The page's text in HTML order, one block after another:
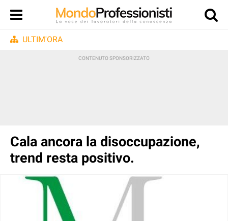
ULTIM'ORA
Cala ancora la disoccupazione,
trend resta positivo.